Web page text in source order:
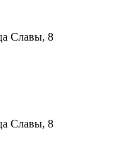
Славы, 8
Славы, 8